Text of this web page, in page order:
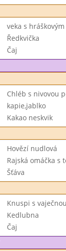
veka s
Ředkvička
Čaj
Chléb s nivovou
kapie,jablko
Kakao neskvik
Hovězí nudlová
Rajská omáčka s
Šťáva
Knuspi s
Kedlubna
Čaj